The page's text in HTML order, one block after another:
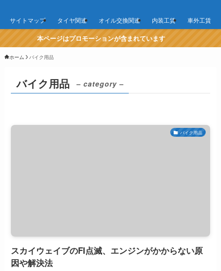
サイトマップ タイヤ関連 オイル交換関連 内装工賃 車外工賃
本ページはプロモーションが含まれています
ホーム バイク用品
バイク用品 – category –
バイク用品
スカイウェイブのFI点滅、エンジンがかからない原
因や解決法